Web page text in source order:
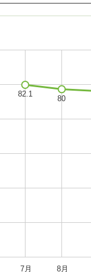
7月 8月